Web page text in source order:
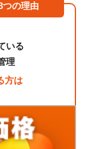
つの理由
いる
理
方は